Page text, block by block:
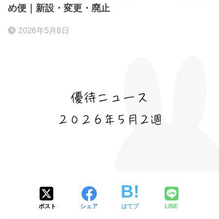
め便｜新設・変更・廃止
2026年5月8日
ポスト シェア はてブ LINE